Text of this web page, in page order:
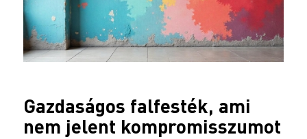
Gazdaságos falfesték, ami
nem jelent kompromisszumot